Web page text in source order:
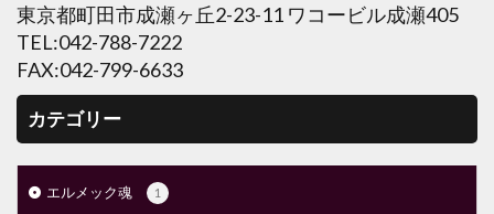
東京都町田市成瀬ヶ丘2-23-11 ワコービル成瀬405
TEL:042-788-7222
FAX:042-799-6633
カテゴリー
エルメック魂 1